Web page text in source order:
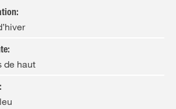
:
:
de haut
: